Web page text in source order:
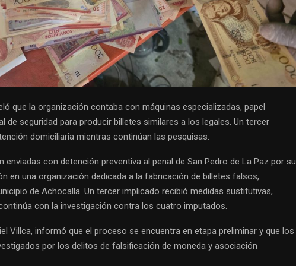
que la organización contaba con máquinas especializadas, papel
de seguridad para producir billetes similares a los legales. Un tercer
domiciliaria mientras continúan las pesquisas.
enviadas con detención preventiva al penal de San Pedro de La Paz por su
en una organización dedicada a la fabricación de billetes falsos,
de Achocalla. Un tercer implicado recibió medidas sustitutivas,
con la investigación contra los cuatro imputados.
Villca, informó que el proceso se encuentra en etapa preliminar y que los
por los delitos de falsificación de moneda y asociación